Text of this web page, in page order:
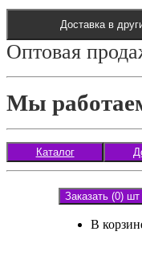
Доставка в
Оптовая
Мы
Каталог
Заказать (0) шт
В